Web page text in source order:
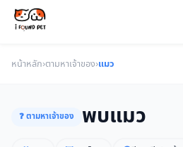
หน้าหลัก›ตามหาเจ้าของ›แมว
❓ ตามหาเจ้าของ พบแมว